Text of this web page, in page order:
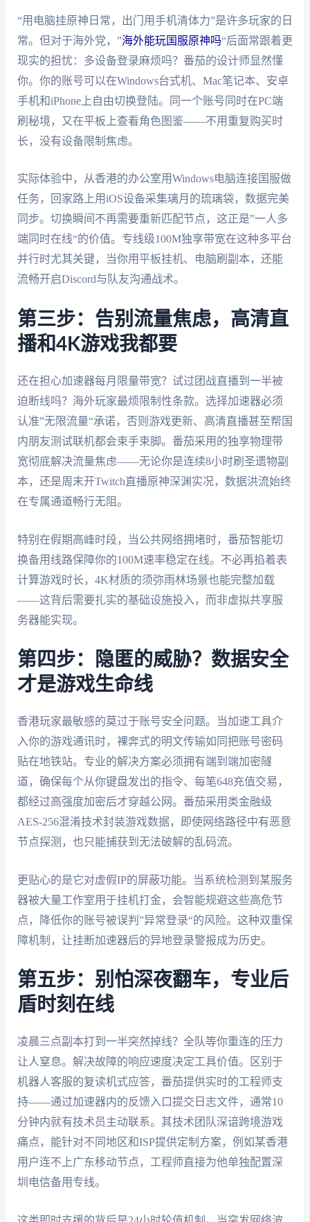
“用电脑挂原神日常，出门用手机清体力”是许多玩家的日
常。但对于海外党，”海外能玩国服原神吗“后面常跟着更
现实的担忧：多设备登录麻烦吗？番茄的设计师显然懂
你。你的账号可以在Windows台式机、Mac笔记本、安卓
手机和iPhone上自由切换登陆。同一个账号同时在PC端
刷秘境，又在平板上查看角色图鉴——不用重复购买时
长，没有设备限制焦虑。
实际体验中，从香港的办公室用Windows电脑连接国服做
任务，回家路上用iOS设备采集璃月的琉璃袋，数据完美
同步。切换瞬间不再需要重新匹配节点，这正是”一人多
端同时在线“的价值。专线级100M独享带宽在这种多平台
并行时尤其关键，当你用平板挂机、电脑刷副本，还能
流畅开启Discord与队友沟通战术。
第三步：告别流量焦虑，高清直
播和4K游戏我都要
还在担心加速器每月限量带宽？试过团战直播到一半被
迫断线吗？海外玩家最烦限制性条款。选择加速器必须
认准”无限流量“承诺，否则游戏更新、高清直播甚至帮国
内朋友测试联机都会束手束脚。番茄采用的独享物理带
宽彻底解决流量焦虑——无论你是连续8小时刷圣遗物副
本，还是周末开Twitch直播原神深渊实况，数据洪流始终
在专属通道畅行无阻。
特别在假期高峰时段，当公共网络拥堵时，番茄智能切
换备用线路保障你的100M速率稳定在线。不必再掐着表
计算游戏时长，4K材质的须弥雨林场景也能完整加载
——这背后需要扎实的基础设施投入，而非虚拟共享服
务器能实现。
第四步：隐匿的威胁？数据安全
才是游戏生命线
香港玩家最敏感的莫过于账号安全问题。当加速工具介
入你的游戏通讯时，裸奔式的明文传输如同把账号密码
贴在地铁站。专业的解决方案必须拥有端到端加密隧
道，确保每个从你键盘发出的指令、每笔648充值交易，
都经过高强度加密后才穿越公网。番茄采用类金融级
AES-256混淆技术封装游戏数据，即使网络路径中有恶意
节点探测，也只能捕获到无法破解的乱码流。
更贴心的是它对虚假IP的屏蔽功能。当系统检测到某服务
器被大量工作室用于挂机打金，会智能规避这些高危节
点，降低你的账号被误判”异常登录“的风险。这种双重保
障机制，让挂断加速器后的异地登录警报成为历史。
第五步：别怕深夜翻车，专业后
盾时刻在线
凌晨三点副本打到一半突然掉线？全队等你重连的压力
让人窒息。解决故障的响应速度决定工具价值。区别于
机器人客服的复读机式应答，番茄提供实时的工程师支
持——通过加速器内的反馈入口提交日志文件，通常10
分钟内就有技术员主动联系。其技术团队深谙跨境游戏
痛点，能针对不同地区和ISP提供定制方案，例如某香港
用户连不上广东移动节点，工程师直接为他单独配置深
圳电信备用专线。